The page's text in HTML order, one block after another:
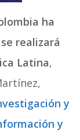
ha
realizará
Latina,
y
y